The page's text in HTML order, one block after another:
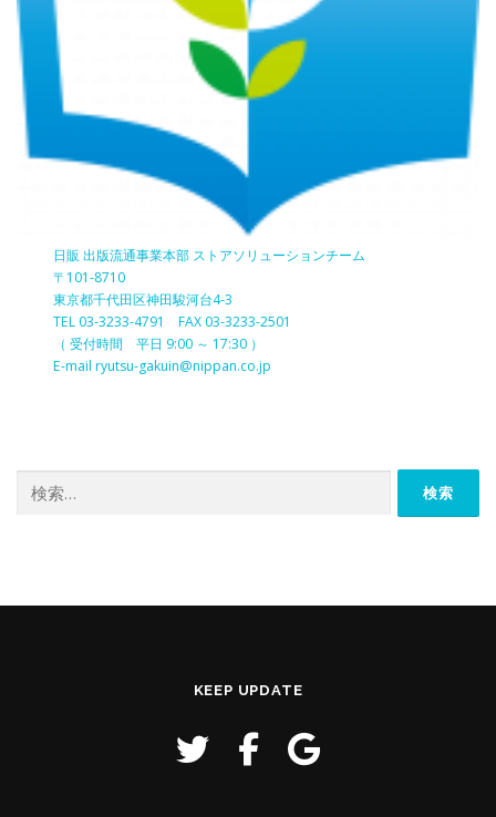
日販 出版流通事業本部 ストアソリューションチーム
〒101-8710
東京都千代田区神田駿河台4-3
TEL 03-3233-4791 FAX 03-3233-2501
（ 受付時間 平日 9:00 ～ 17:30 ）
E-mail ryutsu-gakuin@nippan.co.jp
索:
KEEP UPDATE